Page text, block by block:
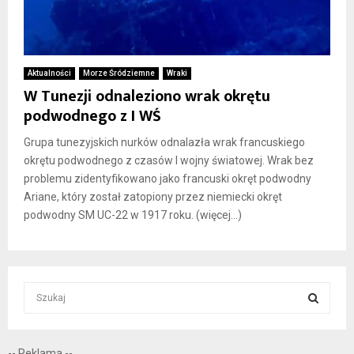
Aktualności Morze Śródziemne Wraki
W Tunezji odnaleziono wrak okrętu
podwodnego z I WŚ
Grupa tunezyjskich nurków odnalazła wrak francuskiego
okrętu podwodnego z czasów I wojny światowej. Wrak bez
problemu zidentyfikowano jako francuski okręt podwodny
Ariane, który został zatopiony przez niemiecki okręt
podwodny SM UC-22 w 1917 roku. (więcej…)